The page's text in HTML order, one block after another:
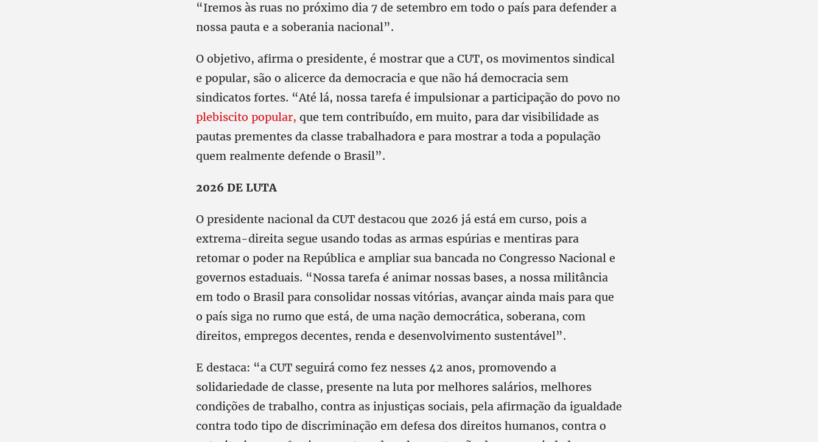
“Iremos às ruas no próximo dia 7 de setembro em todo o país para defender a
nossa pauta e a soberania nacional”.
O objetivo, afirma o presidente, é mostrar que a CUT, os movimentos sindical
e popular, são o alicerce da democracia e que não há democracia sem
sindicatos fortes. “Até lá, nossa tarefa é impulsionar a participação do povo no
plebiscito popular, que tem contribuído, em muito, para dar visibilidade as
pautas prementes da classe trabalhadora e para mostrar a toda a população
quem realmente defende o Brasil”.
2026 DE LUTA
O presidente nacional da CUT destacou que 2026 já está em curso, pois a
extrema-direita segue usando todas as armas espúrias e mentiras para
retomar o poder na República e ampliar sua bancada no Congresso Nacional e
governos estaduais. “Nossa tarefa é animar nossas bases, a nossa militância
em todo o Brasil para consolidar nossas vitórias, avançar ainda mais para que
o país siga no rumo que está, de uma nação democrática, soberana, com
direitos, empregos decentes, renda e desenvolvimento sustentável”.
E destaca: “a CUT seguirá como fez nesses 42 anos, promovendo a
solidariedade de classe, presente na luta por melhores salários, melhores
condições de trabalho, contra as injustiças sociais, pela afirmação da igualdade
contra todo tipo de discriminação em defesa dos direitos humanos, contra o